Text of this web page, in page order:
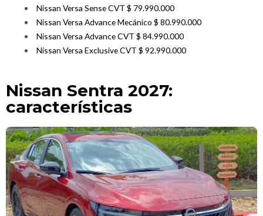
Nissan Versa Sense CVT $ 79.990.000
Nissan Versa Advance Mecánico $ 80.990.000
Nissan Versa Advance CVT $ 84.990.000
Nissan Versa Exclusive CVT $ 92.990.000
Nissan Sentra 2027:
características